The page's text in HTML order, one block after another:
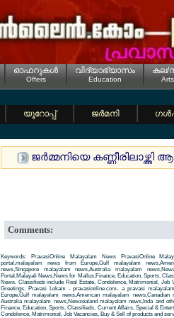
ഓഫറുകള്‍
Offers
വിദ്യാഭ്യാസം
Education
കല/
യൂറോപ്പ് ജര്‍മനി
ജര്‍മ്മനിയെ
Comments:
Keywords: PravasiOnline Malayalam News PravasiOnline
portal,malayalam news from Europe,Gulf malayalam
news,Singapore malayalam news,Australia malayalam
Portal,Malayali News,News for Mallus,Finance, Education, Sports,
News. Classifieds include Real Estate, Condolence, Matrimonial, Job
Greetings. Pravasi Lokam - pravasionline.com- a pravasi
Europe,Gulf malayalam news,American malayalam
Australia malayalam news,Newzealand malayalam news,Inda and
Finance, Education, Sports, Classifieds, Current Affairs, Special &
Condolence, Matrimonial, Job Vacancies, Buy & Sell of products and